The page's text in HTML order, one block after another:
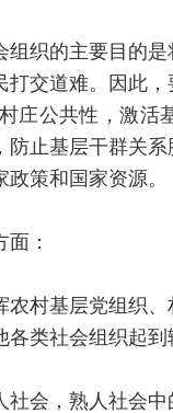
织的主要目的
交道难。因此
庄公共性，激活
止基层干群关
策和国家资源。
：
村基层党组织
类社会组织起到
会，熟人社会